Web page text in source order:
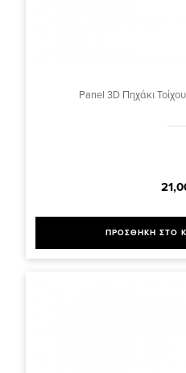
Panel 3D Πηχάκι
ΠΡΟΣΘΗΚΗ ΣΤΟ